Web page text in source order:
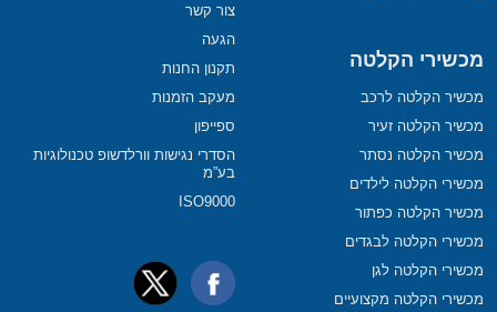
מכשירי הקלטה
מכשיר הקלטה לרכב
מכשיר הקלטה זעיר
מכשיר הקלטה נסתר
מכשירי הקלטה לילדים
מכשיר הקלטה כפתור
מכשירי הקלטה לבגדים
מכשירי הקלטה לגן
מכשירי הקלטה מקצועיים
צור קשר
הגעה
תקנון החנות
מעקב הזמנות
ספייפון
הסדרי נגישות וורלדשופ טכנולוגיות
בע”מ
ISO9000